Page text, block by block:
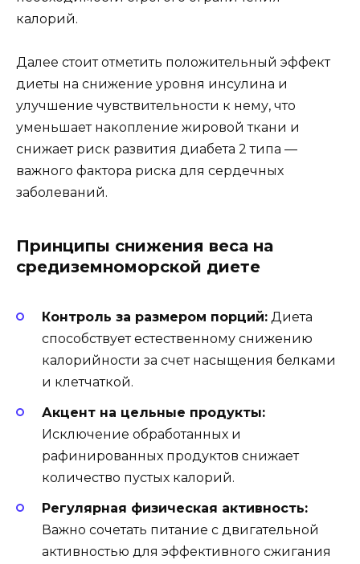
калорий.
Далее стоит отметить положительный эффект
диеты на снижение уровня инсулина и
улучшение чувствительности к нему, что
уменьшает накопление жировой ткани и
снижает риск развития диабета 2 типа —
важного фактора риска для сердечных
заболеваний.
Принципы снижения веса на
средиземноморской диете
Контроль за размером порций: Диета
способствует естественному снижению
калорийности за счет насыщения белками
и клетчаткой.
Акцент на цельные продукты:
Исключение обработанных и
рафинированных продуктов снижает
количество пустых калорий.
Регулярная физическая активность:
Важно сочетать питание с двигательной
активностью для эффективного сжигания